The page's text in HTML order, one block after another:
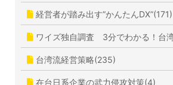
経営者が踏み出す”かんたんDX”(171)
ワイズ独自調査 3分でわかる！台
台湾流経営策略(235)
在台日系企業の武力侵攻対策(4)